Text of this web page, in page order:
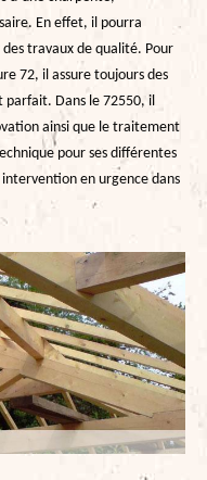
En effet, il pourra
des travaux de qualité. Pour
72, il assure toujours des
Dans le 72550, il
ainsi que le traitement
pour ses différentes
en urgence dans